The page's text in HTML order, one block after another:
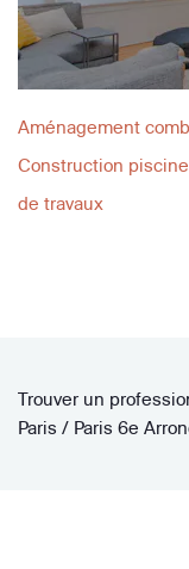
Aménagement
Construction piscine
de travaux
Trouver un
Paris / Paris 6e